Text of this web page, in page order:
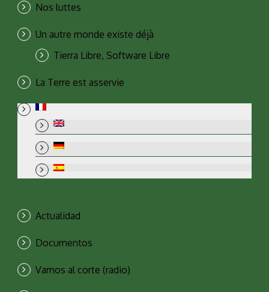
Nos luttes
Un autre monde existe déjà
Tierra Libre, Software Libre
La Terre est asservie
Actualidad
Documentos
Vamos al corte (radio)